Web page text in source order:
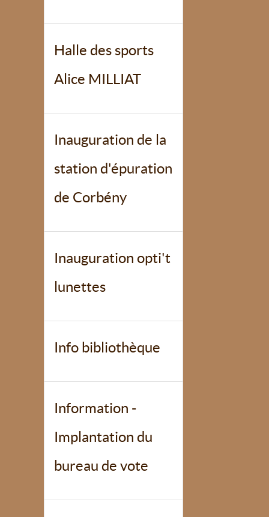
Halle des sports
Alice MILLIAT
Inauguration de la
station d'épuration
de Corbény
Inauguration opti't
lunettes
Info bibliothèque
Information -
Implantation du
bureau de vote